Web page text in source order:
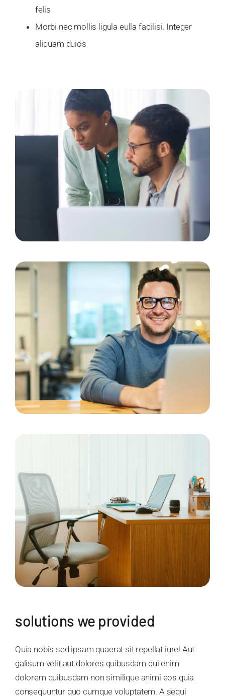
felis
Morbi nec mollis ligula eulla facilisi. Integer
aliquam duios
solutions we provided
Quia nobis sed ipsam quaerat sit repellat iure! Aut
galisum velit aut dolores quibusdam qui enim
dolorem quibusdam non similique animi eos quia
consequuntur quo cumque voluptatem. A sequi